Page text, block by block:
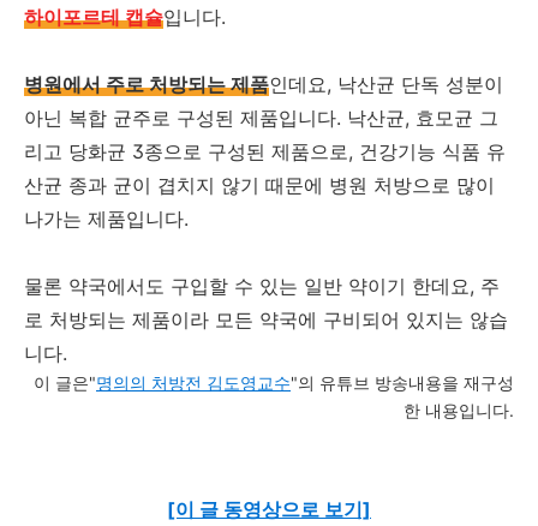
하이포르테 캡슐입니다.
병원에서 주로 처방되는 제품인데요, 낙산균 단독 성분이
아닌 복합 균주로 구성된 제품입니다. 낙산균, 효모균 그
리고 당화균 3종으로 구성된 제품으로, 건강기능 식품 유
산균 종과 균이 겹치지 않기 때문에 병원 처방으로 많이
나가는 제품입니다.
물론 약국에서도 구입할 수 있는 일반 약이기 한데요, 주
로 처방되는 제품이라 모든 약국에 구비되어 있지는 않습
니다.
이 글은"명의의 처방전 김도영교수"의 유튜브 방송내용을 재구성
한 내용입니다.
[이 글 동영상으로 보기]